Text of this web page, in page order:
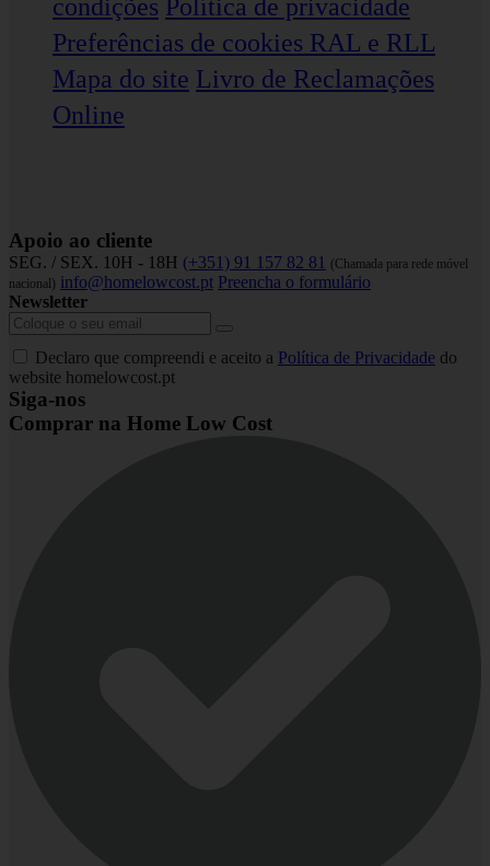
Preferências de cookies RAL e RLL
Mapa do site Livro de Reclamações
Online
Apoio ao cliente
SEG. / SEX. 10H - 18H (+351) 91 157 82 81 (Chamada para rede móvel
nacional) info@homelowcost.pt Preencha o formulário
Newsletter
Declaro que compreendi e aceito a Política de Privacidade do
website homelowcost.pt
Siga-nos
Comprar na Home Low Cost